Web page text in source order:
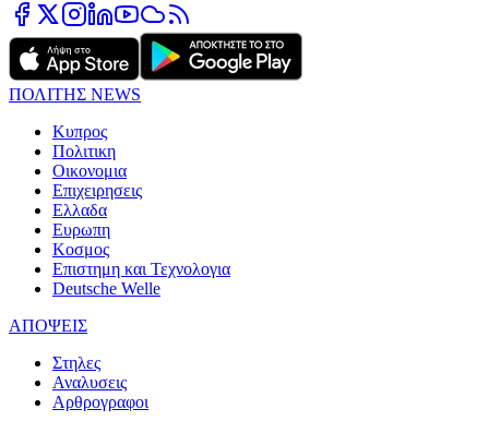
ΠΟΛΙΤΗΣ NEWS
Κυπρος
Πολιτικη
Οικονομια
Επιχειρησεις
Ελλαδα
Ευρωπη
Κοσμος
Επιστημη και Τεχνολογια
Deutsche Welle
ΑΠΟΨΕΙΣ
Στηλες
Αναλυσεις
Αρθρογραφοι